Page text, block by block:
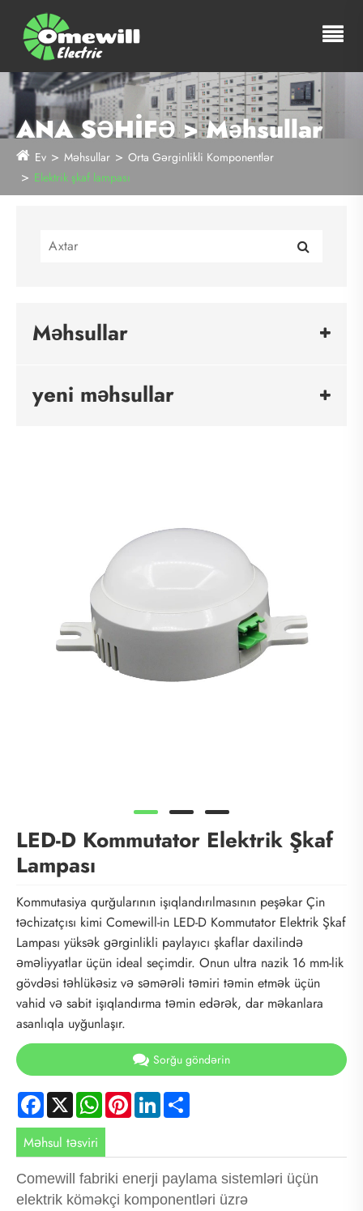
ANA SƏHİFƏ > Məhsullar
Ev Məhsullar
Orta Gərginlikli Komponentlər
Elektrik şkaf lampası
Məhsullar
yeni məhsullar
LED-D Kommutator Elektrik Şkaf
Lampası
Kommutasiya qurğularının işıqlandırılmasının peşəkar Çin
təchizatçısı kimi Comewill-in LED-D Kommutator Elektrik Şkaf
Lampası yüksək gərginlikli paylayıcı şkaflar daxilində
əməliyyatlar üçün ideal seçimdir. Onun ultra nazik 16 mm-lik
gövdəsi təhlükəsiz və səmərəli təmiri təmin etmək üçün
vahid və sabit işıqlandırma təmin edərək, dar məkanlara
asanlıqla uyğunlaşır.
Sorğu göndərin
Facebook
X WhatsApp
PinterestLinkedIn
Məhsul təsviri
Comewill fabriki enerji paylama sistemləri üçün
elektrik köməkçi komponentləri üzrə